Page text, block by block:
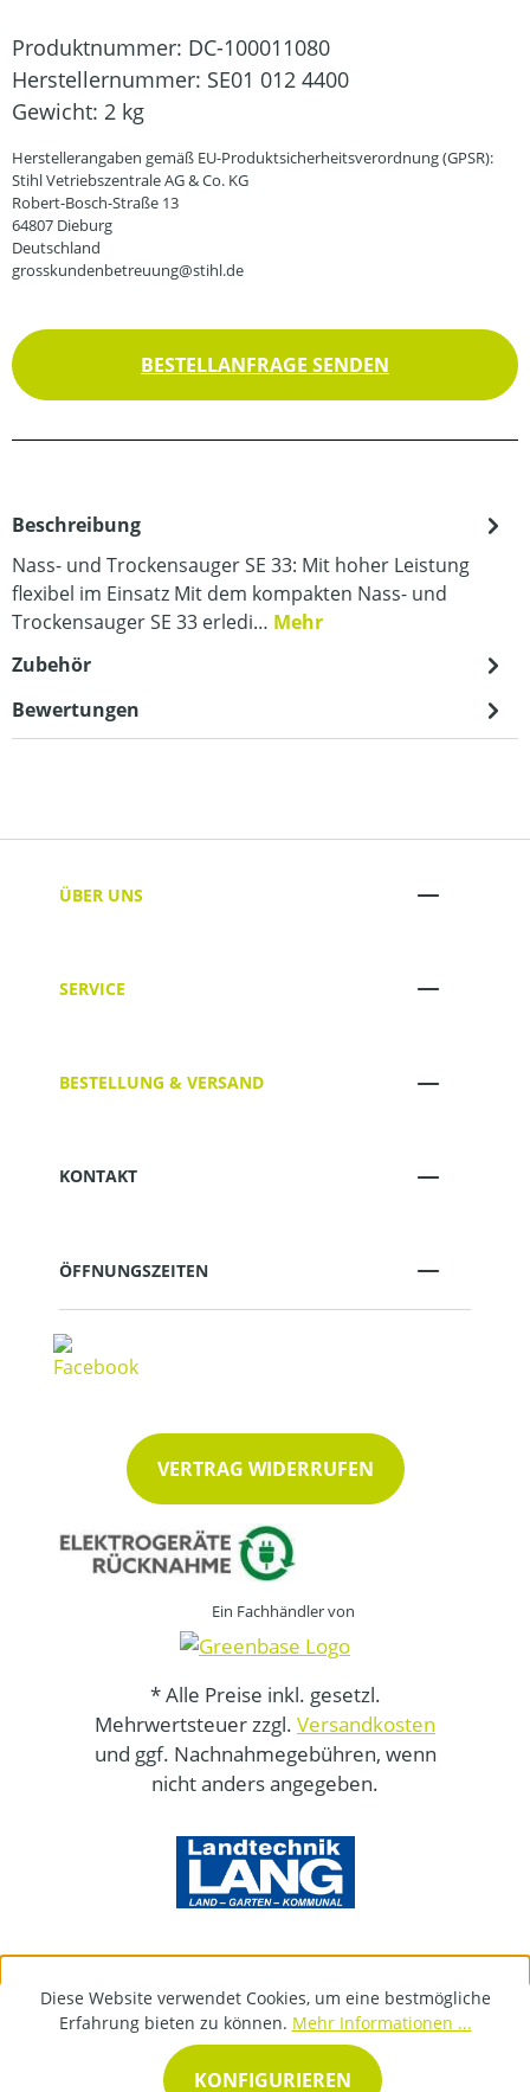
Produktnummer: DC-100011080
Herstellernummer: SE01 012 4400
Gewicht: 2 kg
Herstellerangaben gemäß EU-Produktsicherheitsverordnung (GPSR):
Stihl Vetriebszentrale AG & Co. KG
Robert-Bosch-Straße 13
64807 Dieburg
Deutschland
grosskundenbetreuung@stihl.de
BESTELLANFRAGE SENDEN
Beschreibung
Nass- und Trockensauger SE 33: Mit hoher Leistung
flexibel im Einsatz Mit dem kompakten Nass- und
Trockensauger SE 33 erledi… Mehr
Zubehör
Bewertungen
ÜBER UNS
SERVICE
BESTELLUNG & VERSAND
KONTAKT
ÖFFNUNGSZEITEN
VERTRAG WIDERRUFEN
Ein Fachhändler von
* Alle Preise inkl. gesetzl.
Mehrwertsteuer zzgl. Versandkosten
und ggf. Nachnahmegebühren, wenn
nicht anders angegeben.
Diese Website verwendet Cookies, um eine bestmögliche
Erfahrung bieten zu können. Mehr Informationen ...
KONFIGURIEREN